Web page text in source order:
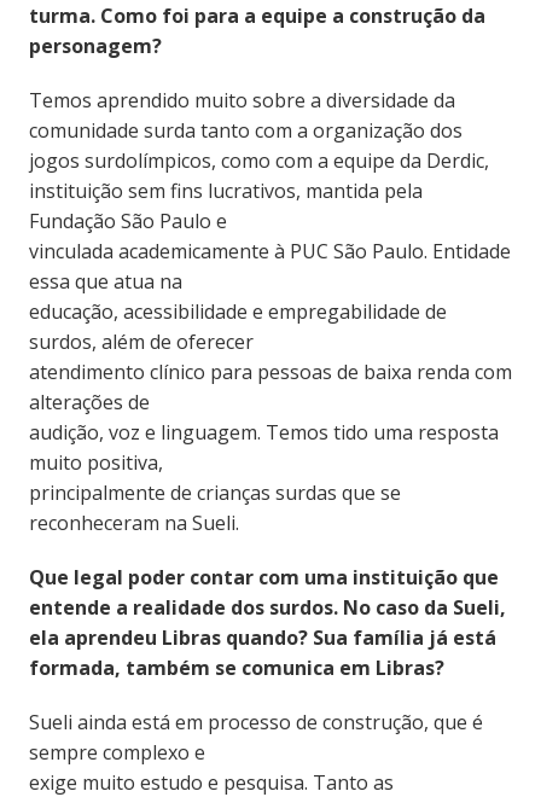
turma. Como foi para a equipe a construção da
personagem?
Temos aprendido muito sobre a diversidade da
comunidade surda tanto com a organização dos
jogos surdolímpicos, como com a equipe da Derdic,
instituição sem fins lucrativos, mantida pela
Fundação São Paulo e
vinculada academicamente à PUC São Paulo. Entidade
essa que atua na
educação, acessibilidade e empregabilidade de
surdos, além de oferecer
atendimento clínico para pessoas de baixa renda com
alterações de
audição, voz e linguagem. Temos tido uma resposta
muito positiva,
principalmente de crianças surdas que se
reconheceram na Sueli.
Que legal poder contar com uma instituição que
entende a realidade dos surdos. No caso da Sueli,
ela aprendeu Libras quando? Sua família já está
formada, também se comunica em Libras?
Sueli ainda está em processo de construção, que é
sempre complexo e
exige muito estudo e pesquisa. Tanto as